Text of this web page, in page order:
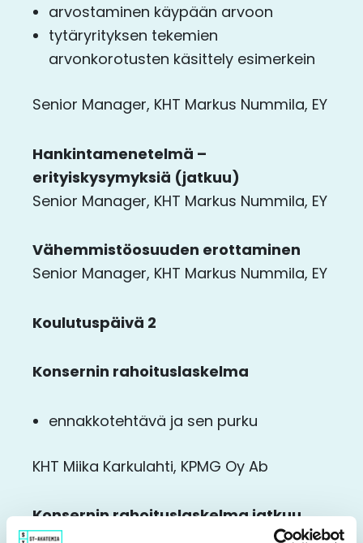
arvostaminen käypään arvoon
tytäryrityksen tekemien
arvonkorotusten käsittely esimerkein
Senior Manager, KHT Markus Nummila, EY
Hankintamenetelmä –
erityiskysymyksiä (jatkuu)
Senior Manager, KHT Markus Nummila, EY
Vähemmistöosuuden erottaminen
Senior Manager, KHT Markus Nummila, EY
Koulutuspäivä 2
Konsernin rahoituslaskelma
ennakkotehtävä ja sen purku
KHT Miika Karkulahti, KPMG Oy Ab
Konsernin rahoituslaskelma jatkuu